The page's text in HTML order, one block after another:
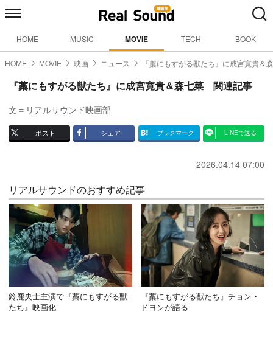
HOME MUSIC MOVIE TECH BOOK
HOME MOVIE 映画 ニュース 『藁にもすがる獣たち』に成宮寛貴＆
『藁にもすがる獣たち』に成宮寛貴＆森七菜 関連記事
文＝リアルサウンド映画部
ポスト シェア ブックマーク LINEで送る
2026.04.14 07:00
リアルサウンドのおすすめ記事
鈴鹿央士主演で『藁にもすがる獣
たち』映画化
『藁にもすがる獣たち』チョン・
ドヨンが語る